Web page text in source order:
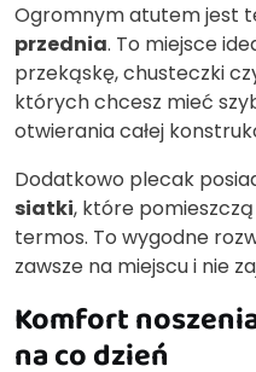
Ogromnym atutem jest
przednia. To miejsce
przekąskę, chusteczki
których chcesz mieć
otwierania całej
Dodatkowo plecak
siatki, które
termos. To wygodne
zawsze na miejscu i nie
Komfort
na co dzień